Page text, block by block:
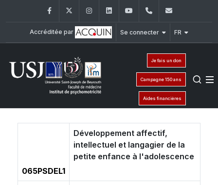
FacebookTwitter InstagramLinkedInYouTube+961 (1) 421 617
Accréditée par Se connecter FR
Je fais un don
Campagne 150 ans
Aides financières
065PSDEL1
Développement affectif,
intellectuel et langagier de la
petite enfance à l'adolescence